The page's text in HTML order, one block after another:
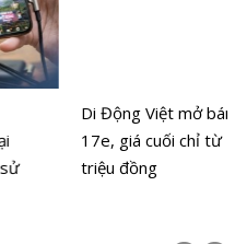
Di Động Việt mở bán iPhone
17e, giá cuối chỉ từ 14,39
triệu đồng